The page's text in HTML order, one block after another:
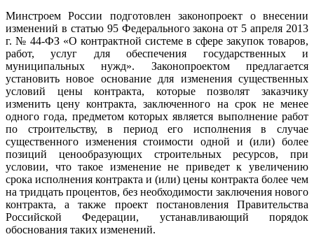
Минстроем России подготовлен законопроект о внесении
изменений в статью 95 Федерального закона от 5 апреля 2013
г. № 44-ФЗ «О контрактной системе в сфере закупок товаров,
работ, услуг для обеспечения государственных и
муниципальных нужд». Законопроектом предлагается
установить новое основание для изменения существенных
условий цены контракта, которые позволят заказчику
изменить цену контракта, заключенного на срок не менее
одного года, предметом которых является выполнение работ
по строительству, в период его исполнения в случае
существенного изменения стоимости одной и (или) более
позиций ценообразующих строительных ресурсов, при
условии, что такое изменение не приведет к увеличению
срока исполнения контракта и (или) цены контракта более чем
на тридцать процентов, без необходимости заключения нового
контракта, а также проект постановления Правительства
Российской Федерации, устанавливающий порядок
обоснования таких изменений.